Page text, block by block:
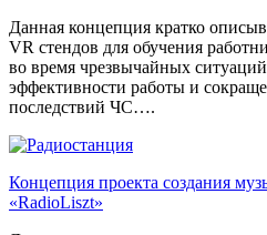
Данная концепция кратко
VR стендов для обучения
во время чрезвычайных
эффективности работы и
последствий ЧС….
Концепция проекта создания
«RadioLiszt»